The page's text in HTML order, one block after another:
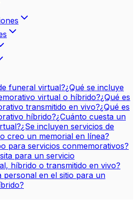
funeral virtual?¿Qué se incluye
virtual o híbrido?¿Qué es
transmitido en vivo?¿Qué es
híbrido?¿Cuánto cuesta un
¿Se incluyen servicios de
creo un memorial en línea?
para servicios conmemorativos?
para un servicio
híbrido o transmitido en vivo?
personal en el sitio para un